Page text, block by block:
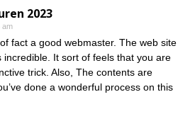
2023
am
fact a good webmaster. The web site
incredible. It sort of feels that you are
trick. Also, The contents are
done a wonderful process on this